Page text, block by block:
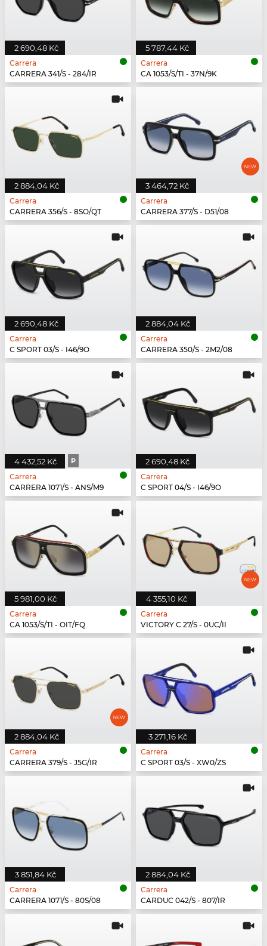
2 690,48 Kč
Carrera
CARRERA 341/S - 284/IR
5 787,44 Kč
Carrera
CA 1053/S/TI - 37N/9K
2 884,04 Kč
Carrera
CARRERA 356/S - 8SO/QT
3 464,72 Kč
Carrera
CARRERA 377/S - D51/08
2 690,48 Kč
Carrera
C SPORT 03/S - I46/9O
2 884,04 Kč
Carrera
CARRERA 350/S - 2M2/08
4 432,52 Kč P
Carrera
CARRERA 1071/S - ANS/M9
2 690,48 Kč
Carrera
C SPORT 04/S - I46/9O
5 981,00 Kč
Carrera
CA 1053/S/TI - OIT/FQ
4 355,10 Kč
Carrera
VICTORY C 27/S - 0UC/II
2 884,04 Kč
Carrera
CARRERA 379/S - J5G/IR
3 271,16 Kč
Carrera
C SPORT 03/S - XW0/ZS
3 851,84 Kč
Carrera
CARRERA 1071/S - 80S/08
2 884,04 Kč
Carrera
CARDUC 042/S - 807/IR